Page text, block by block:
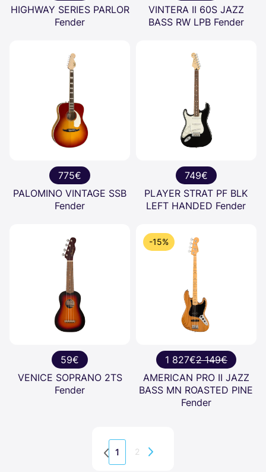
HIGHWAY SERIES PARLOR
Fender
VINTERA II 60S JAZZ
BASS RW LPB Fender
775€
PALOMINO VINTAGE SSB
Fender
749€
PLAYER STRAT PF BLK
LEFT HANDED Fender
59€
VENICE SOPRANO 2TS
Fender
-15%
1 827€2 149€
AMERICAN PRO II JAZZ
BASS MN ROASTED PINE
Fender
1 2